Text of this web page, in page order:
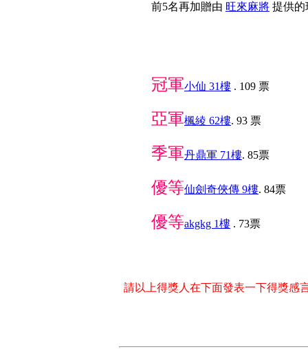
前5名再加贈由 旺來麻將 提供的
冠軍小仙 31樓 . 109 票
亞軍楓綾 62樓. 93 票
季軍丹鼎軍 71樓. 85票
優等仙劍奇俠傳 9樓. 84票
優等akgkg 1樓 . 73票
請以上得獎人在下面發表一下得獎感